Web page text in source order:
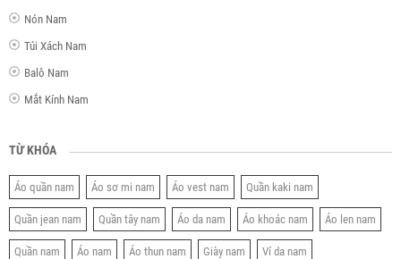
Nón Nam
Túi Xách Nam
Balô Nam
Mắt Kính Nam
TỪ KHÓA
Áo quần nam Áo sơ mi nam Áo vest nam Quần kaki nam
Quần jean nam Quần tây nam Áo da nam Áo khoác nam Áo len nam
Quần nam Áo nam Áo thun nam Giày nam Ví da nam